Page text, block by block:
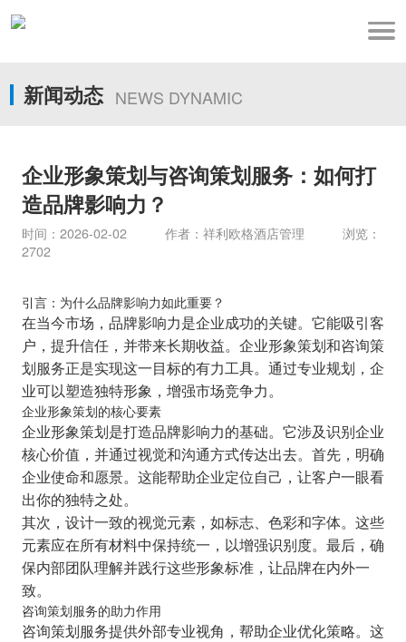
新闻动态 NEWS DYNAMIC
企业形象策划与咨询策划服务：如何打
造品牌影响力？
时间：2026-02-02 作者：祥利欧格酒店管理 浏览：
2702
引言：为什么品牌影响力如此重要？
在当今市场，品牌影响力是企业成功的关键。它能吸引客
户，提升信任，并带来长期收益。企业形象策划和咨询策
划服务正是实现这一目标的有力工具。通过专业规划，企
业可以塑造独特形象，增强市场竞争力。
企业形象策划的核心要素
企业形象策划是打造品牌影响力的基础。它涉及识别企业
核心价值，并通过视觉和沟通方式传达出去。首先，明确
企业使命和愿景。这能帮助企业定位自己，让客户一眼看
出你的独特之处。
其次，设计一致的视觉元素，如标志、色彩和字体。这些
元素应在所有材料中保持统一，以增强识别度。最后，确
保内部团队理解并践行这些形象标准，让品牌在内外一
致。
咨询策划服务的助力作用
咨询策划服务提供外部专业视角，帮助企业优化策略。这